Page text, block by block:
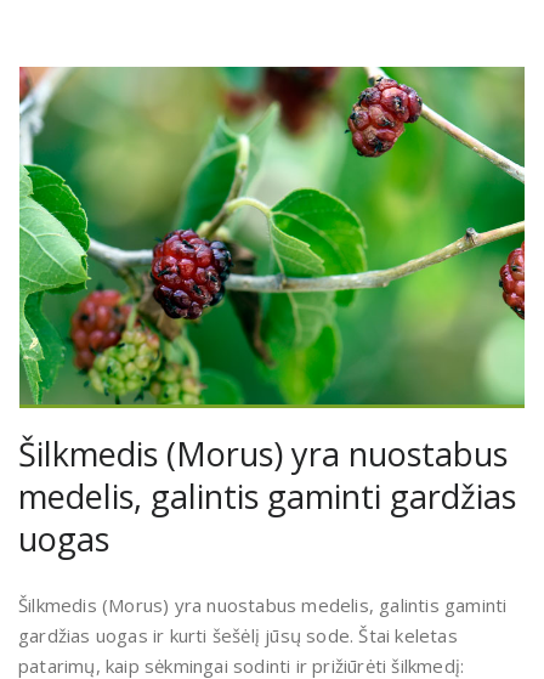
Šilkmedis (Morus) yra nuostabus
medelis, galintis gaminti gardžias
uogas
Šilkmedis (Morus) yra nuostabus medelis, galintis gaminti
gardžias uogas ir kurti šešėlį jūsų sode. Štai keletas
patarimų, kaip sėkmingai sodinti ir prižiūrėti šilkmedį: